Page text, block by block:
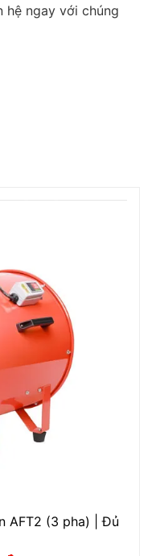
hệ ngay với chúng
AFT2 (3 pha) | Đủ